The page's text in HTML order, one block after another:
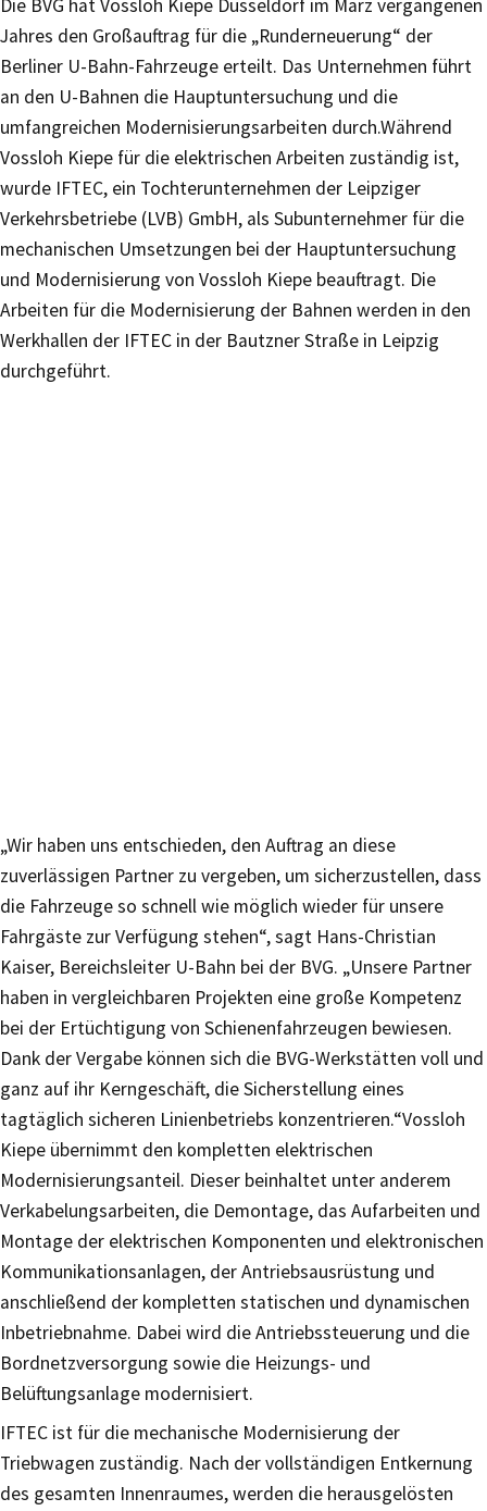
Die BVG hat Vossloh Kiepe Düsseldorf im März vergangenen
Jahres den Großauftrag für die „Runderneuerung“ der
Berliner U-Bahn-Fahrzeuge erteilt. Das Unternehmen führt
an den U-Bahnen die Hauptuntersuchung und die
umfangreichen Modernisierungsarbeiten durch.Während
Vossloh Kiepe für die elektrischen Arbeiten zuständig ist,
wurde IFTEC, ein Tochterunternehmen der Leipziger
Verkehrsbetriebe (LVB) GmbH, als Subunternehmer für die
mechanischen Umsetzungen bei der Hauptuntersuchung
und Modernisierung von Vossloh Kiepe beauftragt. Die
Arbeiten für die Modernisierung der Bahnen werden in den
Werkhallen der IFTEC in der Bautzner Straße in Leipzig
durchgeführt.
„Wir haben uns entschieden, den Auftrag an diese
zuverlässigen Partner zu vergeben, um sicherzustellen, dass
die Fahrzeuge so schnell wie möglich wieder für unsere
Fahrgäste zur Verfügung stehen“, sagt Hans-Christian
Kaiser, Bereichsleiter U-Bahn bei der BVG. „Unsere Partner
haben in vergleichbaren Projekten eine große Kompetenz
bei der Ertüchtigung von Schienenfahrzeugen bewiesen.
Dank der Vergabe können sich die BVG-Werkstätten voll und
ganz auf ihr Kerngeschäft, die Sicherstellung eines
tagtäglich sicheren Linienbetriebs konzentrieren.“Vossloh
Kiepe übernimmt den kompletten elektrischen
Modernisierungsanteil. Dieser beinhaltet unter anderem
Verkabelungsarbeiten, die Demontage, das Aufarbeiten und
Montage der elektrischen Komponenten und elektronischen
Kommunikationsanlagen, der Antriebsausrüstung und
anschließend der kompletten statischen und dynamischen
Inbetriebnahme. Dabei wird die Antriebssteuerung und die
Bordnetzversorgung sowie die Heizungs- und
Belüftungsanlage modernisiert.
IFTEC ist für die mechanische Modernisierung der
Triebwagen zuständig. Nach der vollständigen Entkernung
des gesamten Innenraumes, werden die herausgelösten